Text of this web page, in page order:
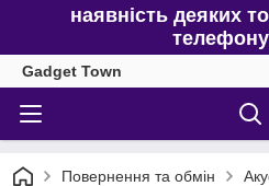
наявність деяких
Gadget Town
Повернення та обмін